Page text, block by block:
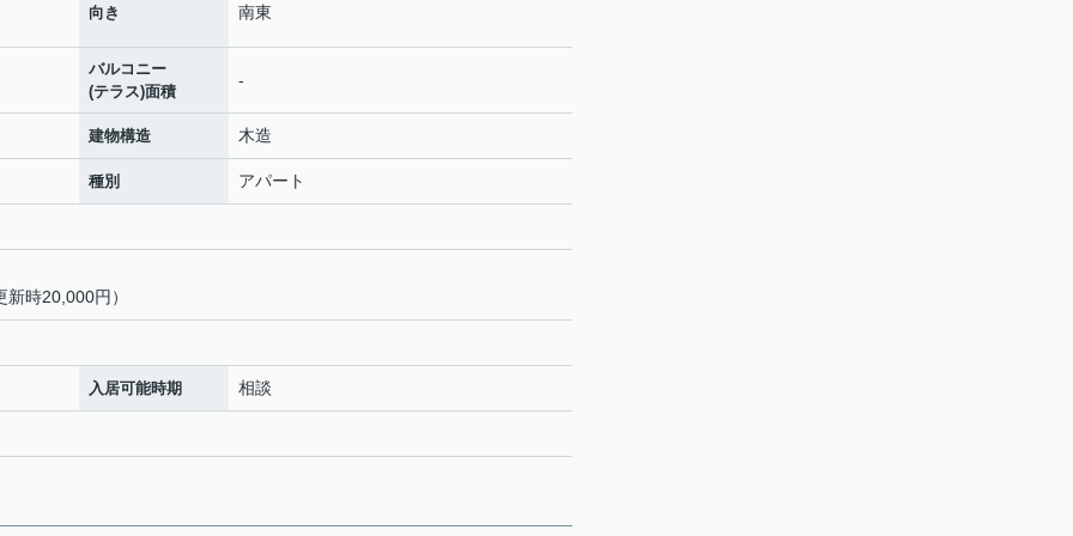
向き 南東
バルコニー
(テラス)面積
-
建物構造 木造
種別 アパート
時20,000円）
入居可能時期 相談